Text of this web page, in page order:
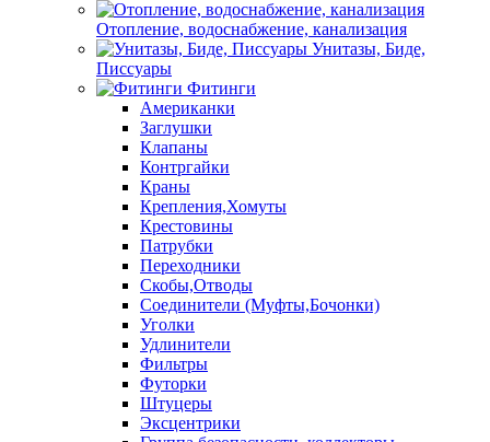
Отопление, водоснабжение, канализация
Унитазы, Биде,
Писсуары
Фитинги
Американки
Заглушки
Клапаны
Контргайки
Краны
Крепления,Хомуты
Крестовины
Патрубки
Переходники
Скобы,Отводы
Соединители (Муфты,Бочонки)
Уголки
Удлинители
Фильтры
Футорки
Штуцеры
Эксцентрики